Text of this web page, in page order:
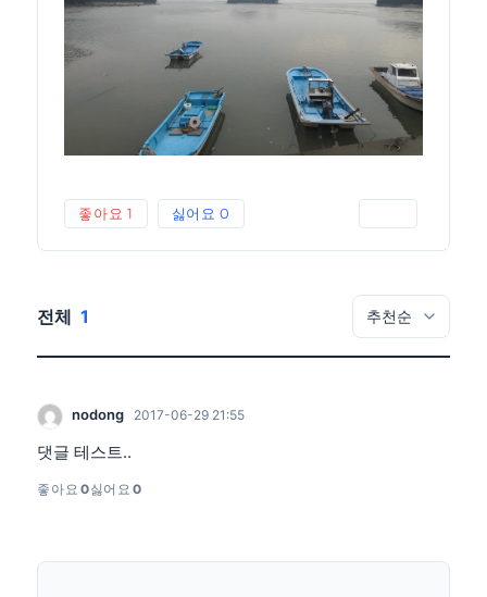
좋아요 1 싫어요 0
전체 1
nodong 2017-06-29 21:55
댓글 테스트..
좋아요 0싫어요 0